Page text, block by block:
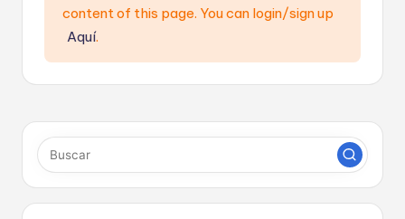
a
s
content of this page. You can login/sign up
Aquí.